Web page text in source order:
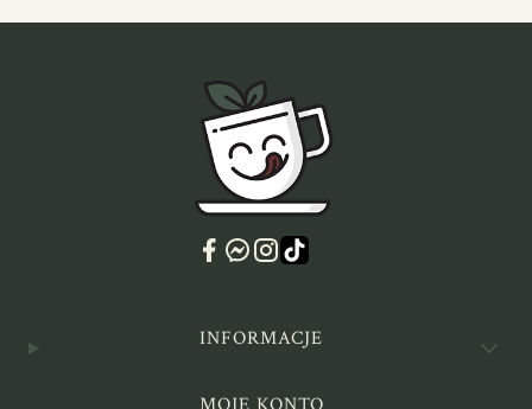
Linki w stopceINFORMACJE